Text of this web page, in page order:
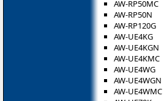
AW-RP50MC
AW-RP50N
AW-RP120G
AW-UE4KG
AW-UE4KGN
AW-UE4KMC
AW-UE4WG
AW-UE4WGN
AW-UE4WMC